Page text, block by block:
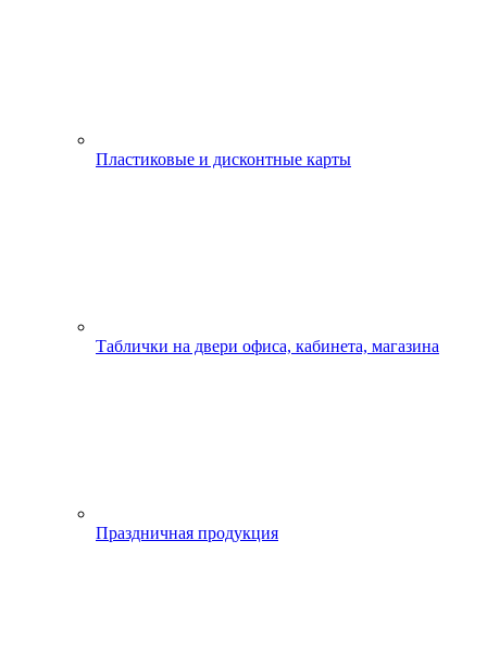
Пластиковые и дисконтные карты
Таблички на двери офиса, кабинета, магазина
Праздничная продукция